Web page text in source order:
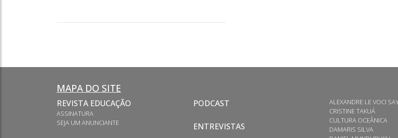
MAPA DO SITE
REVISTA EDUCAÇÃO
ASSINATURA
SEJA UM ANUNCIANTE
PODCAST
ENTREVISTAS
ALEXANDRE LE VOCI
CRISTINE TAKUÁ
CULTURA OCEÂNICA
DAMARIS SILVA